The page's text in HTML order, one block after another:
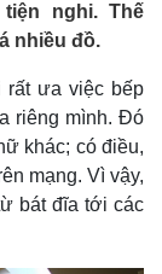
nghi. Thế
nhiều đồ.
rất ưa việc bếp
riêng mình. Đó
khác; có điều,
mạng. Vì vậy,
bát đĩa tới các